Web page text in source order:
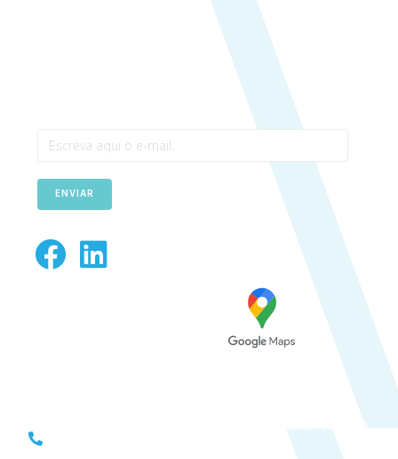
ENVIAR
(+351) 214 121 596 (Custo de chamada para rede fixa